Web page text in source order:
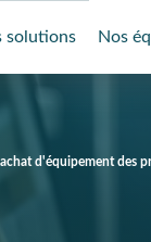
solutions Nos
d'équipement des